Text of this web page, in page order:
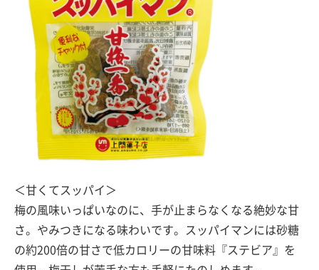
＜甘くてスッパイ＞
梅の風味いっぱいなのに、手が止まらなくなる絶妙な甘
さ。やみつきになる味わいです。スッパイマンには砂糖
の約200倍の甘さで低カロリーの甘味料『ステビア』を